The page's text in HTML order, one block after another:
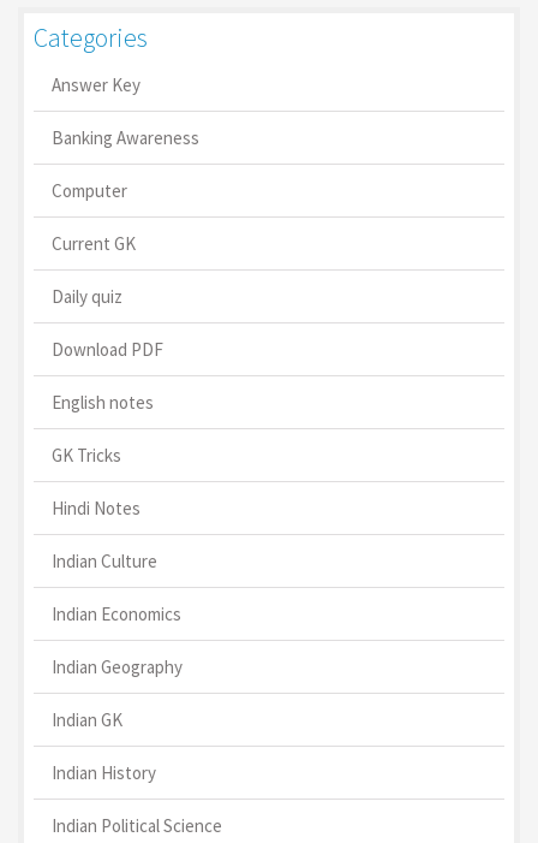
Categories
Answer Key
Banking Awareness
Computer
Current GK
Daily quiz
Download PDF
English notes
GK Tricks
Hindi Notes
Indian Culture
Indian Economics
Indian Geography
Indian GK
Indian History
Indian Political Science